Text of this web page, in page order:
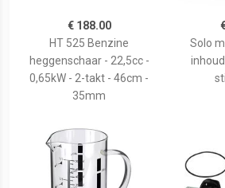
€ 188.00
HT 525 Benzine
heggenschaar - 22,5cc -
0,65kW - 2-takt - 46cm -
35mm
Solo